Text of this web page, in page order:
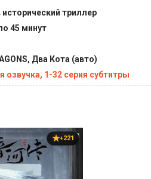
исторический триллер
45 минут
Два Кота (авто)
озвучка, 1-32 серия субтитры
+221